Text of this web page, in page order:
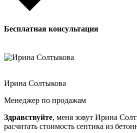
Бесплатная консультация
Ирина Солтыкова
Менеджер по продажам
Здравствуйте, меня зовут Ирина
расчитать стоимость септика из